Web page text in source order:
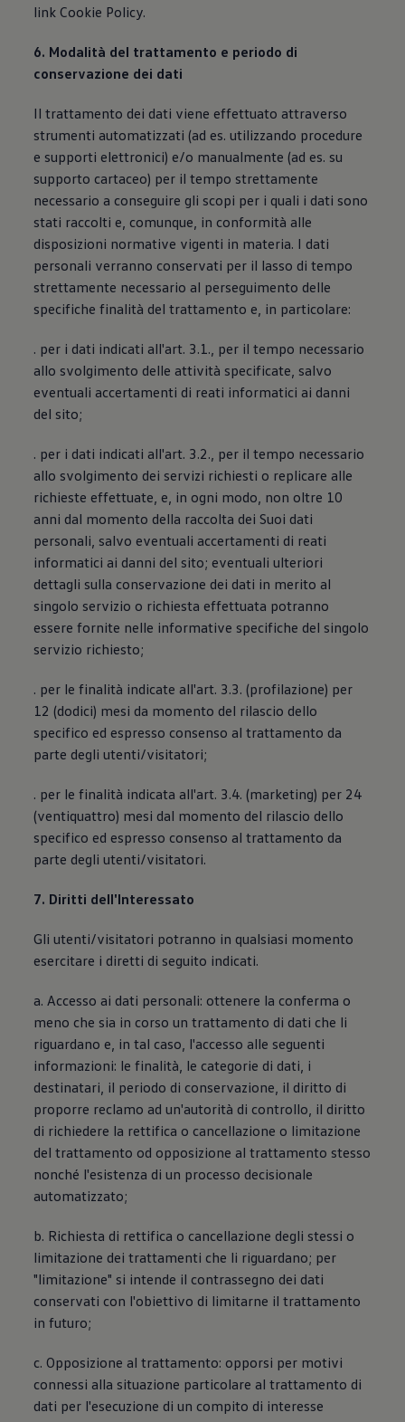
link Cookie Policy.
6. Modalità del trattamento e periodo di
conservazione dei dati
Il trattamento dei dati viene effettuato attraverso
strumenti automatizzati (ad es. utilizzando procedure
e supporti elettronici) e/o manualmente (ad es. su
supporto cartaceo) per il tempo strettamente
necessario a conseguire gli scopi per i quali i dati sono
stati raccolti e, comunque, in conformità alle
disposizioni normative vigenti in materia. I dati
personali verranno conservati per il lasso di tempo
strettamente necessario al perseguimento delle
specifiche finalità del trattamento e, in particolare:
. per i dati indicati all'art. 3.1., per il tempo necessario
allo svolgimento delle attività specificate, salvo
eventuali accertamenti di reati informatici ai danni
del sito;
. per i dati indicati all'art. 3.2., per il tempo necessario
allo svolgimento dei servizi richiesti o replicare alle
richieste effettuate, e, in ogni modo, non oltre 10
anni dal momento della raccolta dei Suoi dati
personali, salvo eventuali accertamenti di reati
informatici ai danni del sito; eventuali ulteriori
dettagli sulla conservazione dei dati in merito al
singolo servizio o richiesta effettuata potranno
essere fornite nelle informative specifiche del singolo
servizio richiesto;
. per le finalità indicate all'art. 3.3. (profilazione) per
12 (dodici) mesi da momento del rilascio dello
specifico ed espresso consenso al trattamento da
parte degli utenti/visitatori;
. per le finalità indicata all'art. 3.4. (marketing) per 24
(ventiquattro) mesi dal momento del rilascio dello
specifico ed espresso consenso al trattamento da
parte degli utenti/visitatori.
7. Diritti dell'Interessato
Gli utenti/visitatori potranno in qualsiasi momento
esercitare i diretti di seguito indicati.
a. Accesso ai dati personali: ottenere la conferma o
meno che sia in corso un trattamento di dati che li
riguardano e, in tal caso, l'accesso alle seguenti
informazioni: le finalità, le categorie di dati, i
destinatari, il periodo di conservazione, il diritto di
proporre reclamo ad un'autorità di controllo, il diritto
di richiedere la rettifica o cancellazione o limitazione
del trattamento od opposizione al trattamento stesso
nonché l'esistenza di un processo decisionale
automatizzato;
b. Richiesta di rettifica o cancellazione degli stessi o
limitazione dei trattamenti che li riguardano; per
"limitazione" si intende il contrassegno dei dati
conservati con l'obiettivo di limitarne il trattamento
in futuro;
c. Opposizione al trattamento: opporsi per motivi
connessi alla situazione particolare al trattamento di
dati per l'esecuzione di un compito di interesse